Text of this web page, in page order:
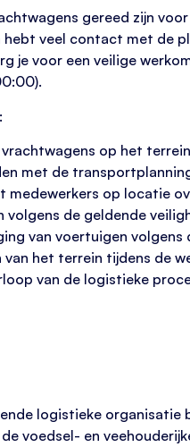
gereed zijn
veel contact met de
je voor een veilige
op het
met de
op locatie
volgens de geldende
van voertuigen volgens
het terrein tijdens de
van de logistieke
logistieke
voedsel- en